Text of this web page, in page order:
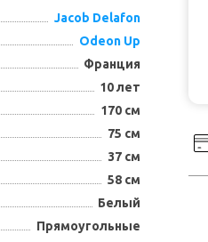
Jacob Delafon
Odeon Up
Франция
10 лет
170 см
75 см
37 см
58 см
Белый
Прямоугольные